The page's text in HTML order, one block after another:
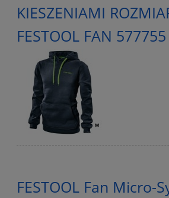
KIESZENIAMI
FESTOOL FAN 577755
FESTOOL Fan Micro-